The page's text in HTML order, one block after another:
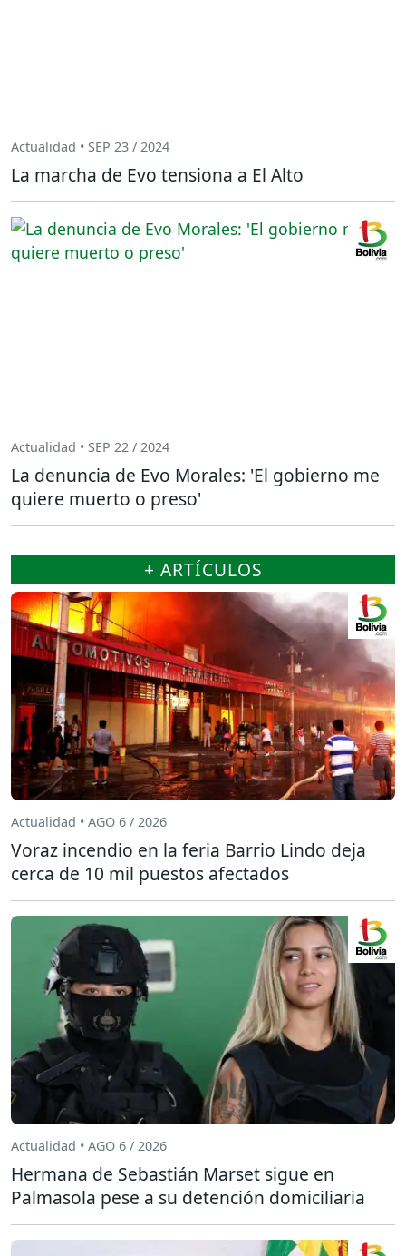
Actualidad • SEP 23 / 2024
La marcha de Evo tensiona a El Alto
Actualidad • SEP 22 / 2024
La denuncia de Evo Morales: 'El gobierno me
quiere muerto o preso'
+ ARTÍCULOS
Actualidad • AGO 6 / 2026
Voraz incendio en la feria Barrio Lindo deja
cerca de 10 mil puestos afectados
Actualidad • AGO 6 / 2026
Hermana de Sebastián Marset sigue en
Palmasola pese a su detención domiciliaria